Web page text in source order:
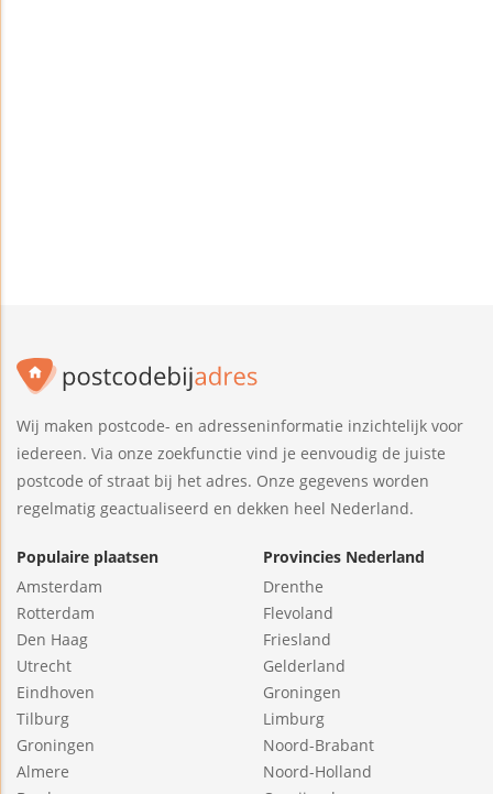
Wij maken postcode- en adresseninformatie inzichtelijk voor
iedereen. Via onze zoekfunctie vind je eenvoudig de juiste
postcode of straat bij het adres. Onze gegevens worden
regelmatig geactualiseerd en dekken heel Nederland.
Populaire plaatsen
Amsterdam
Rotterdam
Den Haag
Utrecht
Eindhoven
Tilburg
Groningen
Almere
Provincies Nederland
Drenthe
Flevoland
Friesland
Gelderland
Groningen
Limburg
Noord-Brabant
Noord-Holland